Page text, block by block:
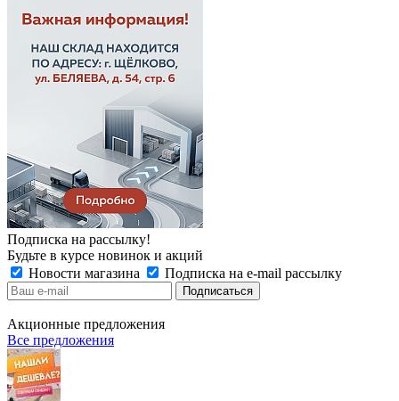
Подписка на рассылку!
Будьте в курсе новинок и акций
Новости магазина
Подписка на e-mail рассылку
Акционные предложения
Все предложения